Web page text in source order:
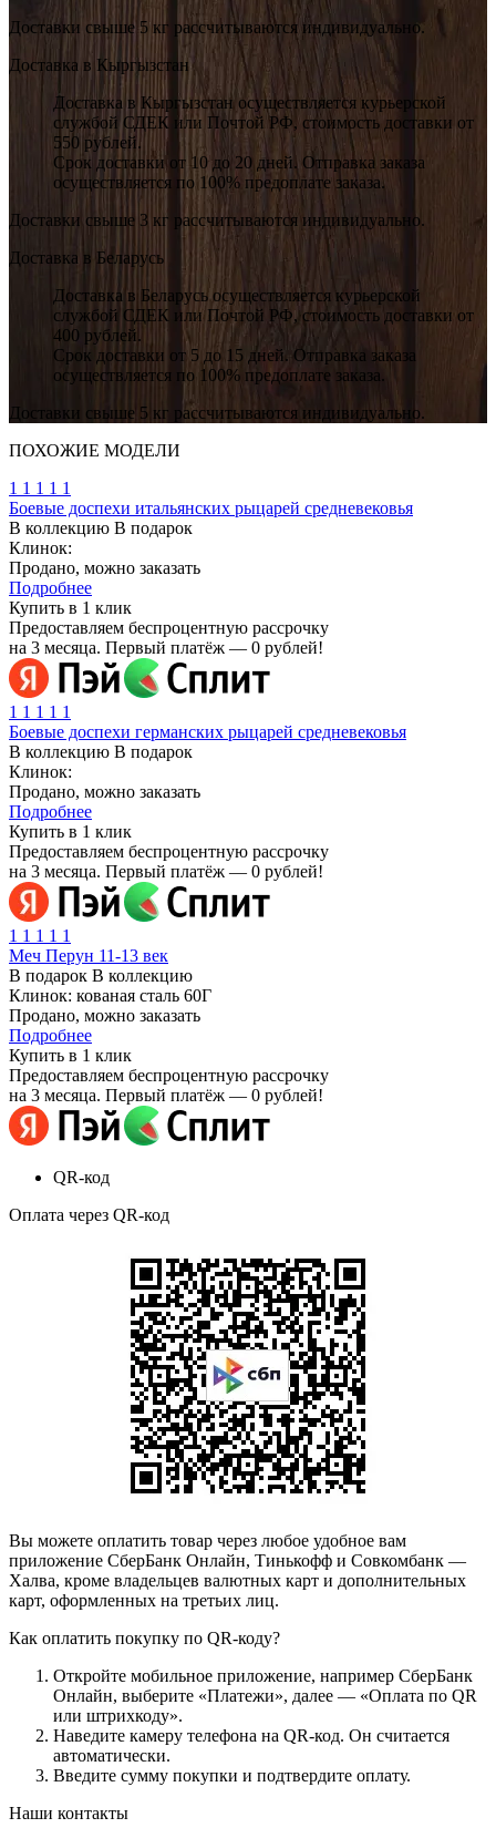
Доставки свыше 5 кг рассчитываются индивидуально.
Доставка в Кыргызстан
Доставка в Кыргызстан осуществляется курьерской
службой СДЕК или Почтой РФ, стоимость доставки от
550 рублей.
Срок доставки от 10 до 20 дней. Отправка заказа
осуществляется по 100% предоплате заказа.
Доставки свыше 3 кг рассчитываются индивидуально.
Доставка в Беларусь
Доставка в Беларусь осуществляется курьерской
службой СДЕК или Почтой РФ, стоимость доставки от
400 рублей.
Срок доставки от 5 до 15 дней. Отправка заказа
осуществляется по 100% предоплате заказа.
Доставки свыше 5 кг рассчитываются индивидуально.
ПОХОЖИЕ МОДЕЛИ
1 1 1 1 1
Боевые доспехи итальянских рыцарей средневековья
В коллекцию В подарок
Клинок:
Продано, можно заказать
Подробнее
Купить в 1 клик
Предоставляем беспроцентную рассрочку
на 3 месяца. Первый платёж — 0 рублей!
1 1 1 1 1
Боевые доспехи германских рыцарей средневековья
В коллекцию В подарок
Клинок:
Продано, можно заказать
Подробнее
Купить в 1 клик
Предоставляем беспроцентную рассрочку
на 3 месяца. Первый платёж — 0 рублей!
1 1 1 1 1
Меч Перун 11-13 век
В подарок В коллекцию
Клинок: кованая сталь 60Г
Продано, можно заказать
Подробнее
Купить в 1 клик
Предоставляем беспроцентную рассрочку
на 3 месяца. Первый платёж — 0 рублей!
QR-код
Оплата через QR-код
Вы можете оплатить товар через любое удобное вам
приложение СберБанк Онлайн, Тинькофф и Совкомбанк —
Халва, кроме владельцев валютных карт и дополнительных
карт, оформленных на третьих лиц.
Как оплатить покупку по QR-коду?
Откройте мобильное приложение, например СберБанк
Онлайн, выберите «Платежи», далее — «Оплата по QR
или штрихкоду».
Наведите камеру телефона на QR-код. Он считается
автоматически.
Введите сумму покупки и подтвердите оплату.
Наши контакты